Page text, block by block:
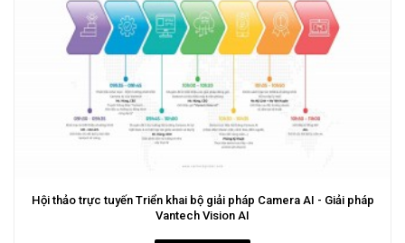
Hội thảo trực tuyến Triển khai bộ giải pháp Camera AI - Giải pháp
Vantech Vision AI